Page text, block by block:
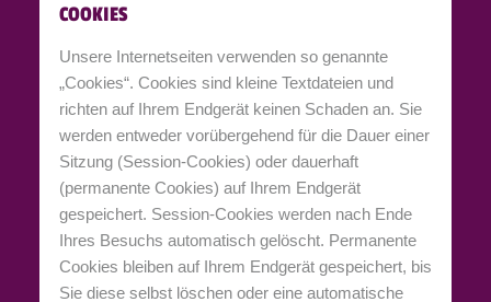
COOKIES
Unsere Internetseiten verwenden so genannte
„Cookies“. Cookies sind kleine Textdateien und
richten auf Ihrem Endgerät keinen Schaden an. Sie
werden entweder vorübergehend für die Dauer einer
Sitzung (Session-Cookies) oder dauerhaft
(permanente Cookies) auf Ihrem Endgerät
gespeichert. Session-Cookies werden nach Ende
Ihres Besuchs automatisch gelöscht. Permanente
Cookies bleiben auf Ihrem Endgerät gespeichert, bis
Sie diese selbst löschen oder eine automatische